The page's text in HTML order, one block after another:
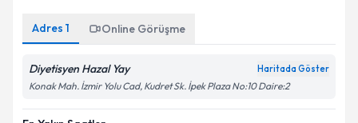
Adres 1 Online Görüşme
Diyetisyen Hazal Yay Haritada Göster
Konak Mah. İzmir Yolu Cad, Kudret Sk. İpek Plaza No:10 Daire:2